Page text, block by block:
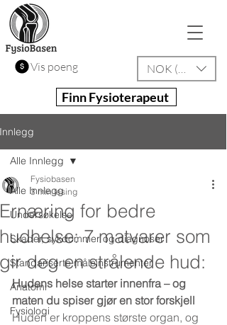
Vis poeng NOK (kr)
Finn Fysioterapeut
Innlegg
Alle Innlegg
Undersøkelse
Skader, sykdommer og diagnoser
Standariserte måleinstrumenter
Anatomi
Fysiologi
Alle Innlegg
Ernæring for bedre
hudhelse: 7 matvarer som
gir deg en strålende hud:
Fysiobasen
3 min lesing
Hudens helse starter innenfra – og
maten du spiser gjør en stor forskjell
Huden er kroppens største organ, og